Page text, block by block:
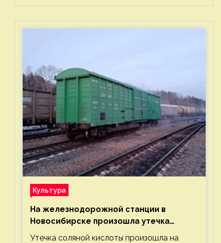
Культура
На железнодорожной станции в
Новосибирске произошла утечка
соляной кислоты
Утечка соляной кислоты произошла на